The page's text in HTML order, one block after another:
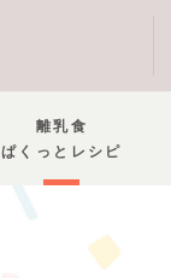
離乳食
ぱくっとレシピ